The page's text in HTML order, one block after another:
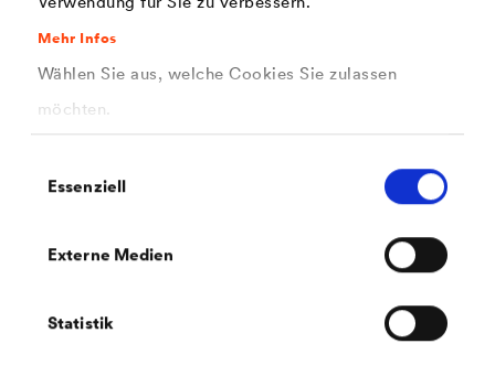
Mehr Infos
Wählen Sie aus, welche Cookies Sie zulassen
möchten.
Essenziell
Externe Medien
Statistik
Sicherheitsdatenblatt
SilicoDecor 1,2 (DE-CH)
Sicherheitsdatenblatt